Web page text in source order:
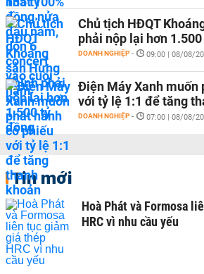
Chủ tịch HĐQT
phải nộp lại hơn
DOANH NGHIỆP - 09:00 | 08/08/
Điện Máy Xanh muốn
với tỷ lệ 1:1 để tăng
DOANH NGHIỆP - 07:00 | 08/08/
Tin mới
Hoà Phát và Formosa
HRC vì nhu cầu yếu